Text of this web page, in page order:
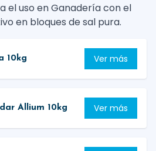
el uso en Ganadería con el
en bloques de sal pura.
10kg Ver más
Allium 10kg Ver más